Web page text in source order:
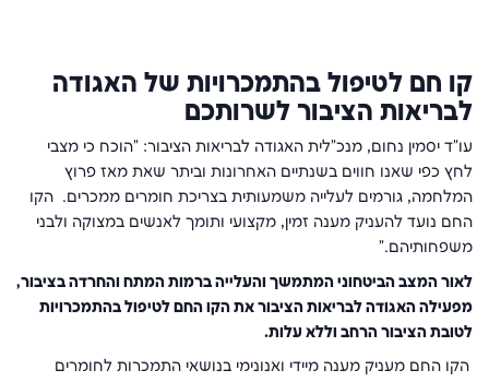
קו חם לטיפול בהתמכרויות של האגודה
לבריאות הציבור לשרותכם
עו"ד יסמין נחום, מנכ"לית האגודה לבריאות הציבור: "הוכח כי מצבי
לחץ כפי שאנו חווים בשנתיים האחרונות וביתר שאת מאז פרוץ
המלחמה, גורמים לעלייה משמעותית בצריכת חומרים ממכרים. הקו
החם נועד להעניק מענה זמין, מקצועי ותומך לאנשים במצוקה ולבני
משפחותיהם."
לאור המצב הביטחוני המתמשך והעלייה ברמות המתח והחרדה בציבור,
מפעילה האגודה לבריאות הציבור את הקו החם לטיפול בהתמכרויות
לטובת הציבור הרחב וללא עלות.
הקו החם מעניק מענה מיידי ואנונימי בנושאי התמכרות לחומרים